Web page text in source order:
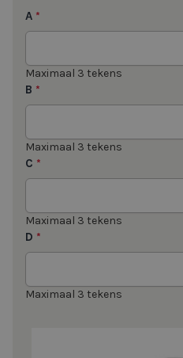
A *
Maximaal 3 tekens
B *
Maximaal 3 tekens
C *
Maximaal 3 tekens
D *
Maximaal 3 tekens